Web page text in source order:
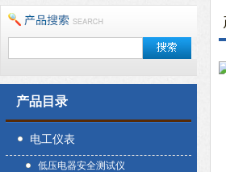
产品目录
电工仪表
低压电器安全测试仪